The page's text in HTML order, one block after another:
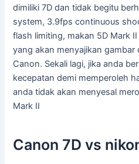
dimiliki 7D dan tidak begitu
system, 3.9fps continuous
flash limiting, makan 5D Mark
yang akan menyajikan
Canon. Sekali lagi, jika anda
kecepatan demi memperoleh
anda tidak akan menyesal
Mark II
Canon 7D vs